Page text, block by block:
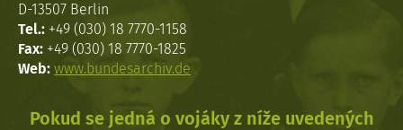
D-13507 Berlin
Tel.: +49 (030) 18 7770-1158
Fax: +49 (030) 18 7770-1825
Web: www.bundesarchiv.de
Pokud se jedná o vojáky z níže uvedených